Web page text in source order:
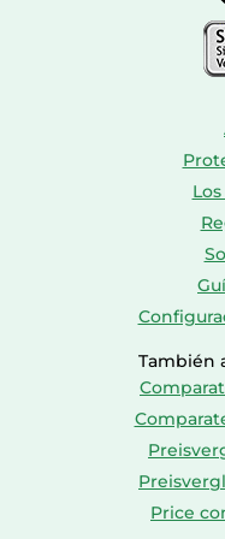
También
Price